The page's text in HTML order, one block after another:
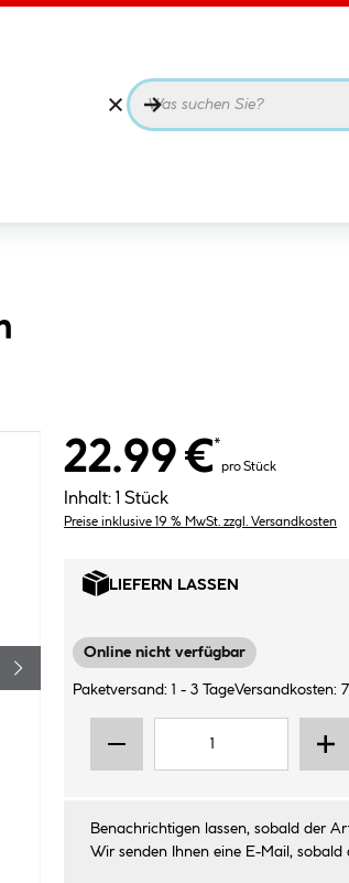
22.99 €*
pro Stück
Inhalt: 1 Stück
Preise inklusive 19 % MwSt. zzgl. Versandkosten
LIEFERN LASSEN
Online nicht verfügbar
Paketversand: 1 - 3 TageVersandkosten:
Benachrichtigen lassen, sobald der
Wir senden Ihnen eine E-Mail,